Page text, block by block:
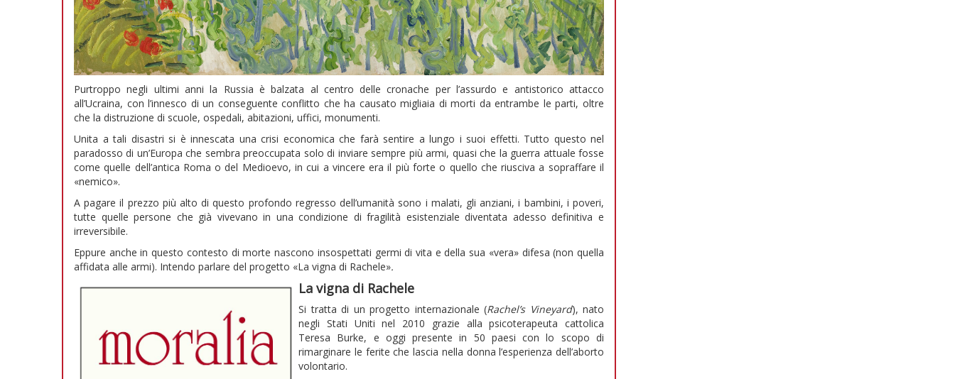
Purtroppo negli ultimi anni la Russia è balzata al centro delle cronache per l’assurdo e antistorico attacco
all’Ucraina, con l’innesco di un conseguente conflitto che ha causato migliaia di morti da entrambe le parti, oltre
che la distruzione di scuole, ospedali, abitazioni, uffici, monumenti.
Unita a tali disastri si è innescata una crisi economica che farà sentire a lungo i suoi effetti. Tutto questo nel
paradosso di un’Europa che sembra preoccupata solo di inviare sempre più armi, quasi che la guerra attuale fosse
come quelle dell’antica Roma o del Medioevo, in cui a vincere era il più forte o quello che riusciva a sopraffare il
«nemico».
A pagare il prezzo più alto di questo profondo regresso dell’umanità sono i malati, gli anziani, i bambini, i poveri,
tutte quelle persone che già vivevano in una condizione di fragilità esistenziale diventata adesso definitiva e
irreversibile.
Eppure anche in questo contesto di morte nascono insospettati germi di vita e della sua «vera» difesa (non quella
affidata alle armi). Intendo parlare del progetto «La vigna di Rachele».
La vigna di Rachele
Si tratta di un progetto internazionale (Rachel’s Vineyard), nato
negli Stati Uniti nel 2010 grazie alla psicoterapeuta cattolica
Teresa Burke, e oggi presente in 50 paesi con lo scopo di
rimarginare le ferite che lascia nella donna l’esperienza dell’aborto
volontario.